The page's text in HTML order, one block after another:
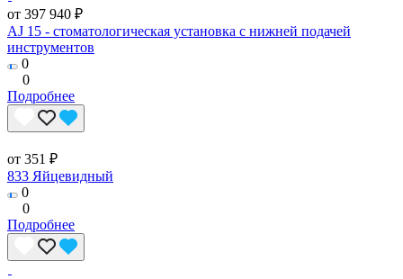
от 397 940 ₽
AJ 15 - стоматологическая установка с нижней подачей
инструментов
0
0
Подробнее
от 351 ₽
833 Яйцевидный
0
0
Подробнее